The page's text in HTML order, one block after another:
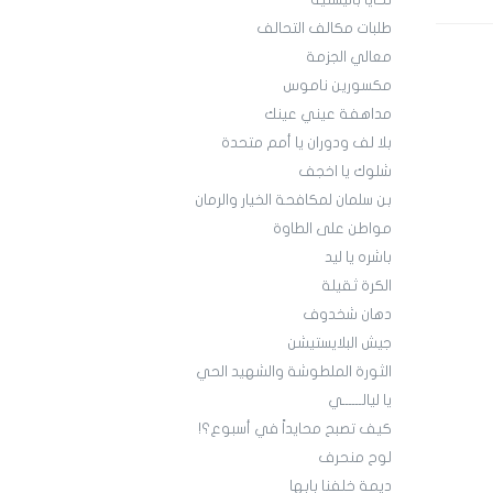
طلبات مكالف التحالف
معالي الجزمة
مكسورين ناموس
مداهفة عيني عينك
بلا لف ودوران يا أمم متحدة
شلوك يا اخجف
بن سلمان لمكافحة الخيار والرمان
مواطن على الطاوة
باشره يا ليد
الكرة ثقيلة
دهان شخدوف
جيش البلايستيشن
الثورة الملطوشة والشهيد الحي
يا ليالــــــي
كيف تصبح محايداً في أسبوع؟!
لوح منحرف
ديمة خلفنا بابها